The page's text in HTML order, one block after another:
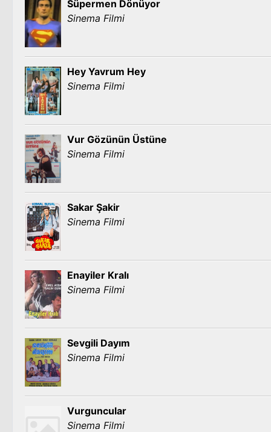
Süpermen Dönüyor
Sinema Filmi
Hey Yavrum Hey
Sinema Filmi
Vur Gözünün Üstüne
Sinema Filmi
Sakar Şakir
Sinema Filmi
Enayiler Kralı
Sinema Filmi
Sevgili Dayım
Sinema Filmi
Vurguncular
Sinema Filmi